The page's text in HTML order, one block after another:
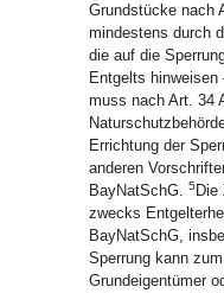
Grundstücke nach
mindestens durch
die auf die
Entgelts hinweisen
muss nach Art. 34
Errichtung der
anderen
BayNatSchG. 5 Die
zwecks
BayNatSchG,
Sperrung kann
Grundeigentümer